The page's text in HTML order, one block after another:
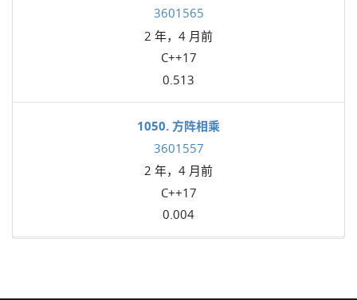
3601565
2 年，4 月前
C++17
0.513
1050. 方阵相乘
3601557
2 年，4 月前
C++17
0.004